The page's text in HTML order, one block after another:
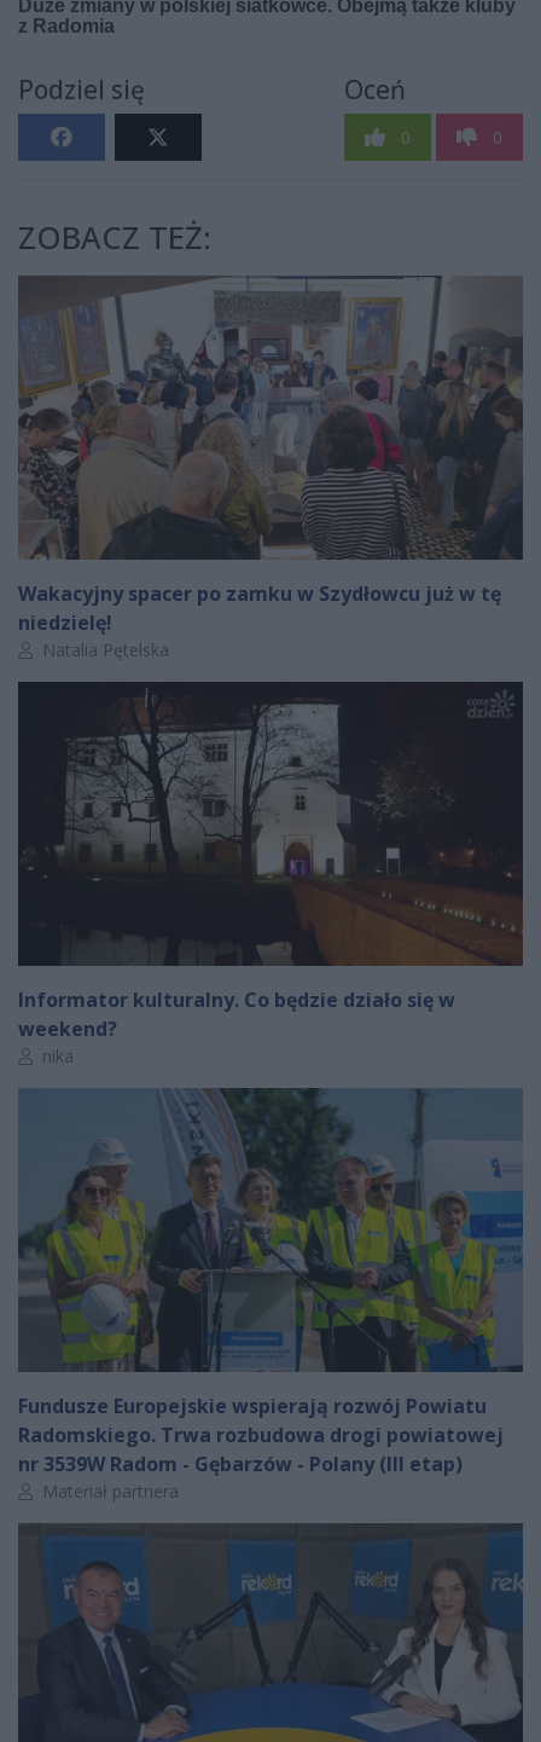
Podziel się Oceń
0 0
ZOBACZ TEŻ:
Wakacyjny spacer po zamku w Szydłowcu już w tę
niedzielę!
Autor artykułu:
Natalia Pętelska
Informator kulturalny. Co będzie działo się w
weekend?
Autor artykułu:
nika
Fundusze Europejskie wspierają rozwój Powiatu
Radomskiego. Trwa rozbudowa drogi powiatowej
nr 3539W Radom - Gębarzów - Polany (III etap)
Autor artykułu:
Materiał partnera